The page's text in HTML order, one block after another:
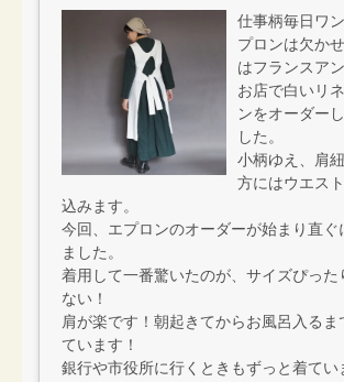
仕事柄毎日ワ
プロンは欠か
はフランスア
お店で白いリ
ンをオーダー
した。
小柄ゆえ、肩
方にはウエス
込みます。
今回、エプロンのオーダーが始まり直ぐ
ました。
着用して一番驚いたのが、サイズぴった
ない！
肩が楽です！朝起きてからお風呂入るま
ています！
銀行や市役所に行くときもずっと着てい